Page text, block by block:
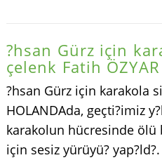
?hsan Gürz için
çelenk Fatih ÖZYAR
?hsan Gürz için karakola
HOLANDAda, geçti?imiz
karakolun hücresinde ölü
için sesiz yürüyü?